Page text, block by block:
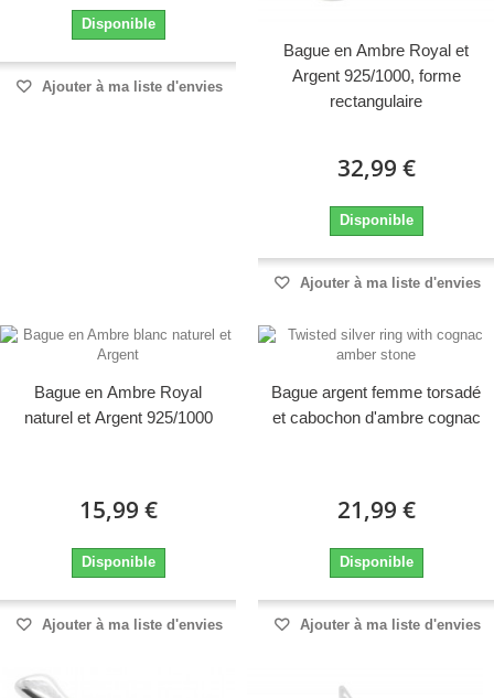
Disponible
Ajouter à ma liste d'envies
Bague en Ambre Royal et
Argent 925/1000, forme
rectangulaire
32,99 €
Disponible
Ajouter à ma liste d'envies
Bague en Ambre Royal
naturel et Argent 925/1000
15,99 €
Disponible
Ajouter à ma liste d'envies
Bague argent femme torsadé
et cabochon d'ambre cognac
21,99 €
Disponible
Ajouter à ma liste d'envies